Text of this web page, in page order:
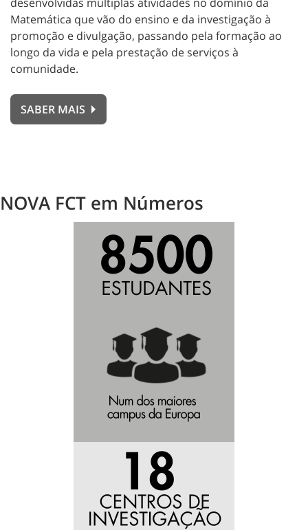
Matemática que vão do ensino e da investigação à
promoção e divulgação, passando pela formação ao
longo da vida e pela prestação de serviços à
comunidade.
SABER MAIS
NOVA FCT em Números